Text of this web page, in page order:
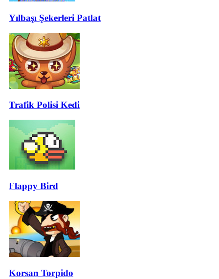
Yılbaşı Şekerleri Patlat
Trafik Polisi Kedi
Flappy Bird
Korsan Torpido